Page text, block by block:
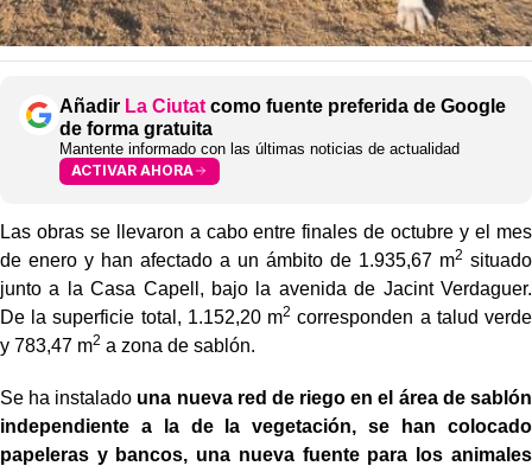
Añadir La Ciutat como fuente preferida de Google
de forma gratuita
Mantente informado con las últimas noticias de actualidad
ACTIVAR AHORA
Las obras se llevaron a cabo entre finales de octubre y el mes
de enero y han afectado a un ámbito de 1.935,67 m2 situado
junto a la Casa Capell, bajo la avenida de Jacint Verdaguer.
De la superficie total, 1.152,20 m2 corresponden a talud verde
y 783,47 m2 a zona de sablón.
Se ha instalado una nueva red de riego en el área de sablón
independiente a la de la vegetación, se han colocado
papeleras y bancos, una nueva fuente para los animales